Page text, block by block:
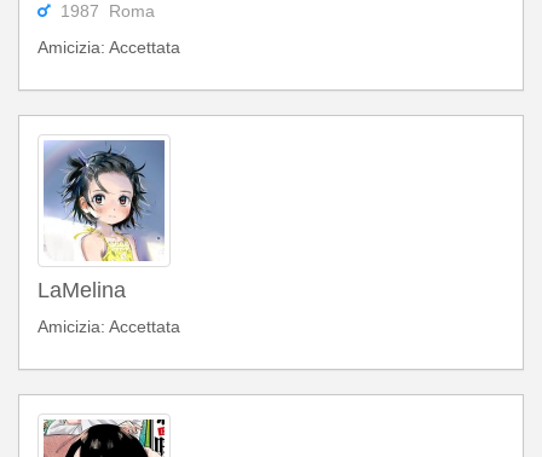
1987 Roma
Amicizia: Accettata
LaMelina
Amicizia: Accettata